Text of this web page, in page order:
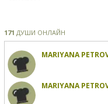
171 ДУШИ ОНЛАЙН
MARIYANA
MARIYANA